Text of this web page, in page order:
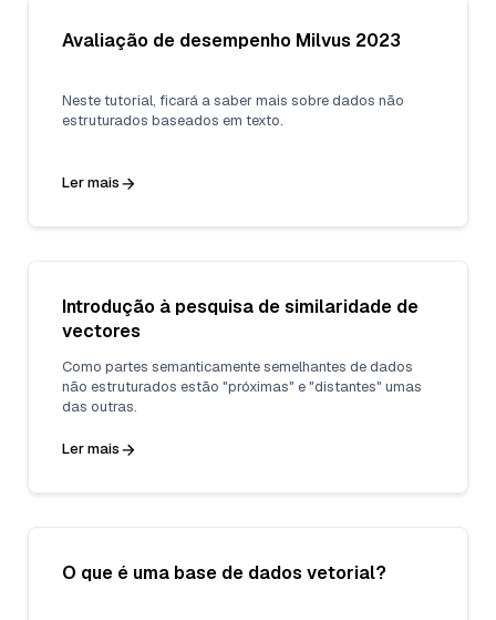
Avaliação de desempenho Milvus 2023
Neste tutorial, ficará a saber mais sobre dados não
estruturados baseados em texto.
Ler mais
Introdução à pesquisa de similaridade de
vectores
Como partes semanticamente semelhantes de dados
não estruturados estão "próximas" e "distantes" umas
das outras.
Ler mais
O que é uma base de dados vetorial?